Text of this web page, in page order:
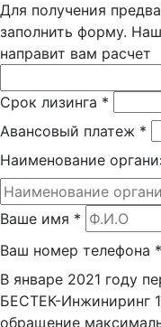
Для получения
заполнить форму.
направит вам расчет
Срок лизинга *
Авансовый платеж *
Наименование
Ваше имя *
Ваш номер телефона *
В январе 2021 году
БЕСТЕК-Инжиниринг
обращение